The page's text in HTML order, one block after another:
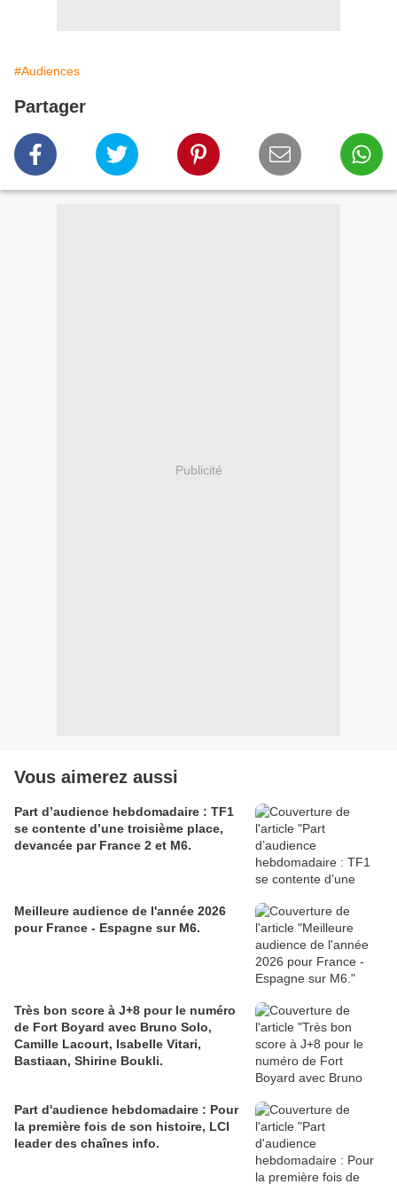
#Audiences
Partager
Publicité
Vous aimerez aussi
Part d’audience hebdomadaire : TF1
se contente d’une troisième place,
devancée par France 2 et M6.
Meilleure audience de l'année 2026
pour France - Espagne sur M6.
Très bon score à J+8 pour le numéro
de Fort Boyard avec Bruno Solo,
Camille Lacourt, Isabelle Vitari,
Bastiaan, Shirine Boukli.
Part d'audience hebdomadaire : Pour
la première fois de son histoire, LCI
leader des chaînes info.